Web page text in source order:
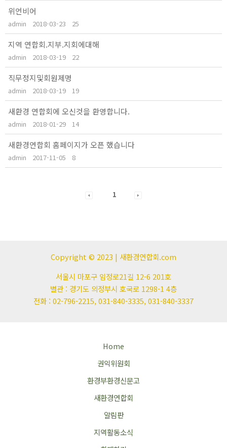
위언비어
admin 2018-03-23 25
지역 연합회.지부.지회에대해
admin 2018-03-19 22
직무정지및회원제명
admin 2018-03-19 19
새환경 연합회에 오신것을 환영합니다.
admin 2018-01-29 14
새환경연합회 홈페이지가 오픈 했습니다
admin 2017-11-05 8
1
Copyright © 2023 | 새환경연합회.com
서울시 마포구 임정로21길 12-6 201호
별관 : 경기도 의정부시 호국로 1298-1 4층
전화 : 02-796-2215, 031-840-3335, 031-840-3337
Home
권익위원회
환경부환경신문고
새환경연합회
알림판
지역활동소식